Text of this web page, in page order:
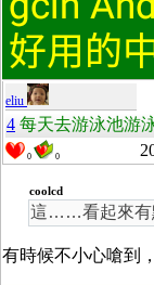
eliu
4 每天去游泳池游
0 0
coolcd
這……看起來有
有時候不小心嗆到